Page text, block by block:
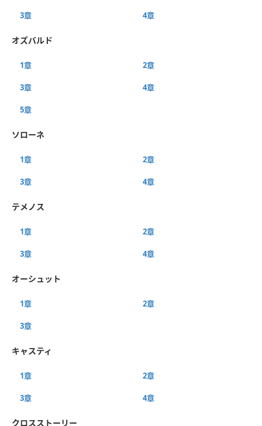
3章 4章
オズバルド
1章 2章
3章 4章
5章
ソローネ
1章 2章
3章 4章
テメノス
1章 2章
3章 4章
オーシュット
1章 2章
3章
キャスティ
1章 2章
3章 4章
クロスストーリー